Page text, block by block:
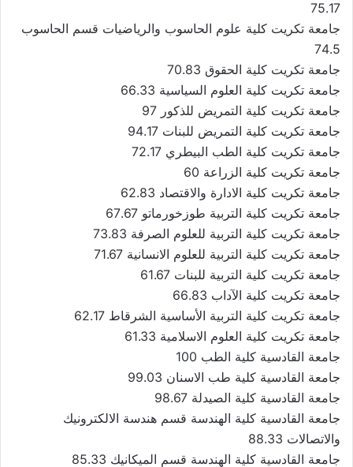
75.17
جامعة تكريت كلية علوم الحاسوب والرياضيات قسم الحاسوب
74.5
جامعة تكريت كلية الحقوق 70.83
جامعة تكريت كلية العلوم السياسية 66.33
جامعة تكريت كلية التمريض للذكور 97
جامعة تكريت كلية التمريض للبنات 94.17
جامعة تكريت كلية الطب البيطري 72.17
جامعة تكريت كلية الزراعة 60
جامعة تكريت كلية الادارة والاقتصاد 62.83
جامعة تكريت كلية التربية طوزخورماتو 67.67
جامعة تكريت كلية التربية للعلوم الصرفة 73.83
جامعة تكريت كلية التربية للعلوم الانسانية 71.67
جامعة تكريت كلية التربية للبنات 61.67
جامعة تكريت كلية الآداب 66.83
جامعة تكريت كلية التربية الأساسية الشرقاط 62.17
جامعة تكريت كلية العلوم الاسلامية 61.33
جامعة القادسية كلية الطب 100
جامعة القادسية كلية طب الاسنان 99.03
جامعة القادسية كلية الصيدلة 98.67
جامعة القادسية كلية الهندسة قسم هندسة الالكترونيك
والاتصالات 88.33
جامعة القادسية كلية الهندسة قسم الميكانيك 85.33